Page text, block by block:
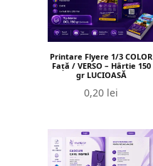
Printare Flyere 1/3 COLOR
Față / VERSO – Hârtie 150
gr LUCIOASĂ
0,20 lei